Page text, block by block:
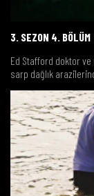
3. SEZON 4. BÖLÜM
Ed Stafford doktor ve
sarp dağlık